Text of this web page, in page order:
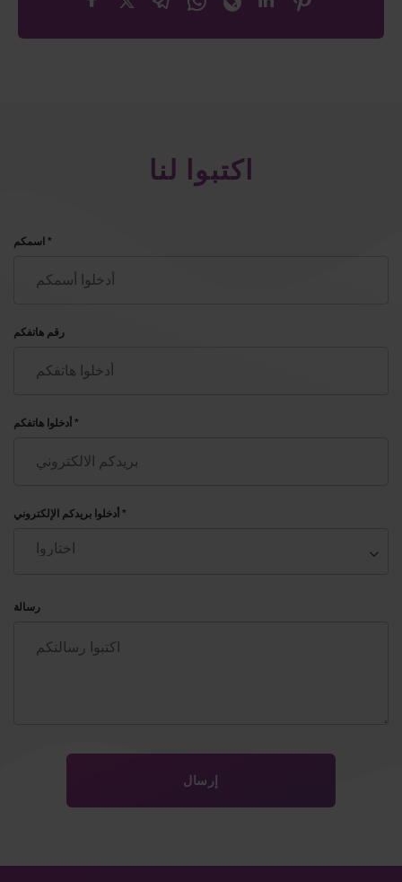
اكتبوا لنا
اسمكم *
رقم هاتفكم
أدخلوا هاتفكم *
أدخلوا بريدكم الإلكتروني *
رسالة